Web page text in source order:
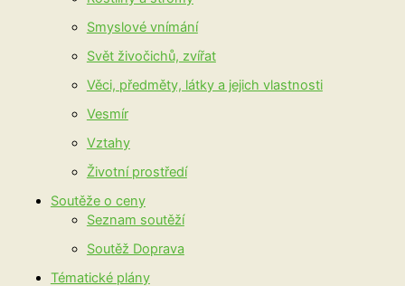
Smyslové vnímání
Svět živočichů, zvířat
Věci, předměty, látky a jejich vlastnosti
Vesmír
Vztahy
Životní prostředí
Soutěže o ceny
Seznam soutěží
Soutěž Doprava
Tématické plány